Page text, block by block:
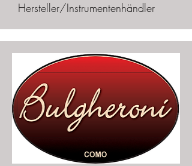
Hersteller/Instrumentenhändler